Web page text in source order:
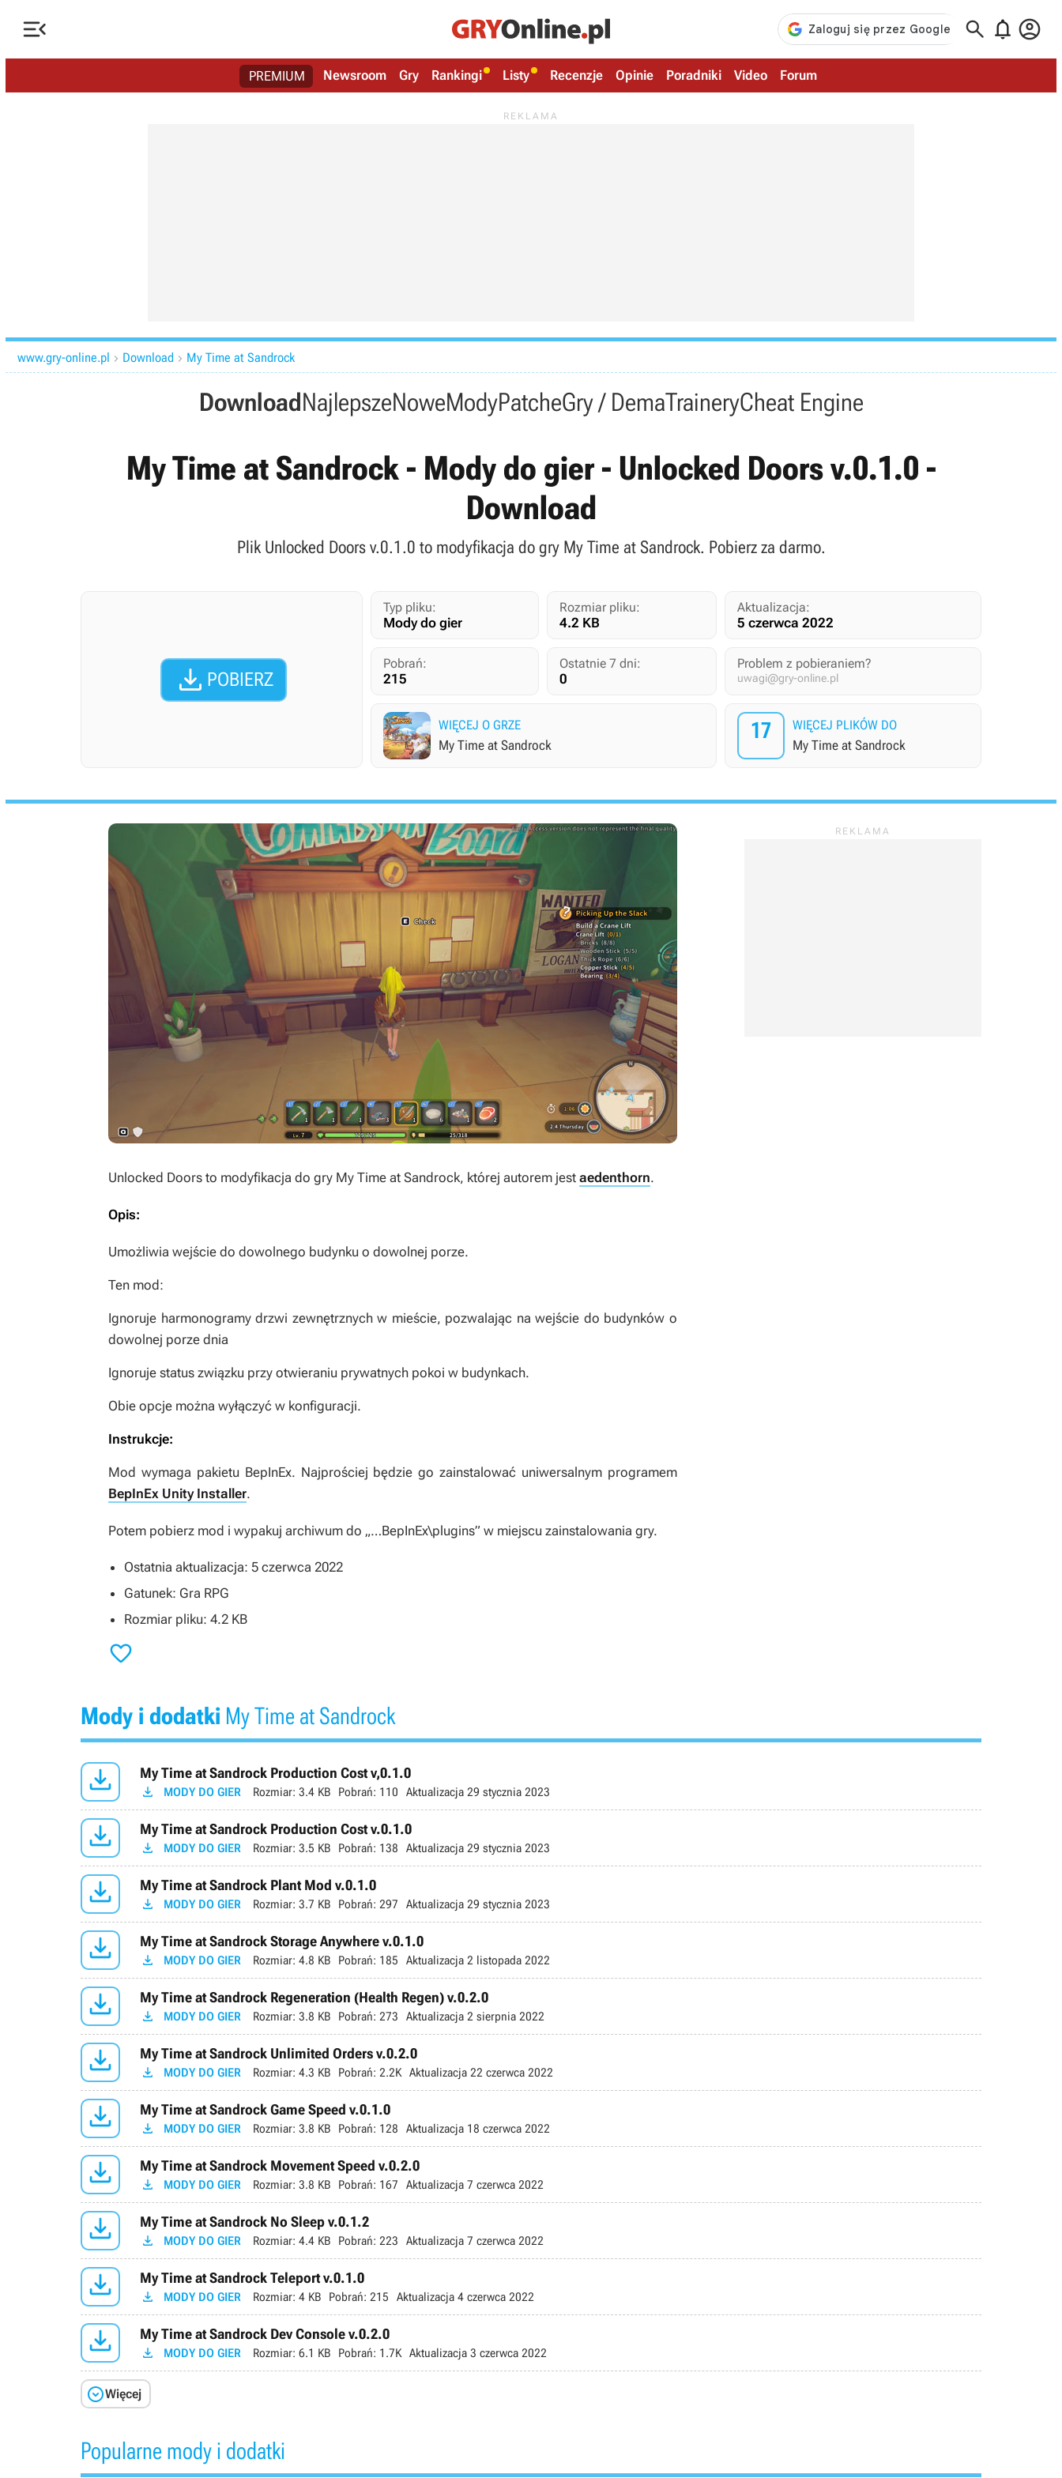
   
PREMIUM Newsroom Gry Rankingi Listy Recenzje Opinie Poradniki Video Forum
www.gry-online.pl  Download  My Time at Sandrock
DownloadNajlepszeNoweModyPatcheGry / DemaTraineryCheat Engine
My Time at Sandrock - Mody do gier - Unlocked Doors v.0.1.0 -
Download
Plik Unlocked Doors v.0.1.0 to modyfikacja do gry My Time at Sandrock. Pobierz za darmo.
 POBIERZ
Typ pliku:
Mody do gier
Rozmiar pliku:
4.2 KB
Aktualizacja:
5 czerwca 2022
Pobrań:
215
Ostatnie 7 dni:
0
Problem z pobieraniem?
uwagi@gry-online.pl
WIĘCEJ O GRZE
My Time at Sandrock
17 WIĘCEJ PLIKÓW DO
My Time at Sandrock
Unlocked Doors to modyfikacja do gry My Time at Sandrock, której autorem jest aedenthorn.
Opis:
Umożliwia wejście do dowolnego budynku o dowolnej porze.
Ten mod:
Ignoruje harmonogramy drzwi zewnętrznych w mieście, pozwalając na wejście do budynków o
dowolnej porze dnia
Ignoruje status związku przy otwieraniu prywatnych pokoi w budynkach.
Obie opcje można wyłączyć w konfiguracji.
Instrukcje:
Mod wymaga pakietu BepInEx. Najprościej będzie go zainstalować uniwersalnym programem
BepInEx Unity Installer.
Potem pobierz mod i wypakuj archiwum do „…BepInEx\plugins” w miejscu zainstalowania gry.
Ostatnia aktualizacja: 5 czerwca 2022
Gatunek: Gra RPG
Rozmiar pliku: 4.2 KB

Mody i dodatki My Time at Sandrock
 My Time at Sandrock Production Cost v,0.1.0
 MODY DO GIER Rozmiar: 3.4 KB Pobrań: 110 Aktualizacja 29 stycznia 2023
 My Time at Sandrock Production Cost v.0.1.0
 MODY DO GIER Rozmiar: 3.5 KB Pobrań: 138 Aktualizacja 29 stycznia 2023
 My Time at Sandrock Plant Mod v.0.1.0
 MODY DO GIER Rozmiar: 3.7 KB Pobrań: 297 Aktualizacja 29 stycznia 2023
 My Time at Sandrock Storage Anywhere v.0.1.0
 MODY DO GIER Rozmiar: 4.8 KB Pobrań: 185 Aktualizacja 2 listopada 2022
 My Time at Sandrock Regeneration (Health Regen) v.0.2.0
 MODY DO GIER Rozmiar: 3.8 KB Pobrań: 273 Aktualizacja 2 sierpnia 2022
 My Time at Sandrock Unlimited Orders v.0.2.0
 MODY DO GIER Rozmiar: 4.3 KB Pobrań: 2.2K Aktualizacja 22 czerwca 2022
 My Time at Sandrock Game Speed v.0.1.0
 MODY DO GIER Rozmiar: 3.8 KB Pobrań: 128 Aktualizacja 18 czerwca 2022
 My Time at Sandrock Movement Speed v.0.2.0
 MODY DO GIER Rozmiar: 3.8 KB Pobrań: 167 Aktualizacja 7 czerwca 2022
 My Time at Sandrock No Sleep v.0.1.2
 MODY DO GIER Rozmiar: 4.4 KB Pobrań: 223 Aktualizacja 7 czerwca 2022
 My Time at Sandrock Teleport v.0.1.0
 MODY DO GIER Rozmiar: 4 KB Pobrań: 215 Aktualizacja 4 czerwca 2022
 My Time at Sandrock Dev Console v.0.2.0
 MODY DO GIER Rozmiar: 6.1 KB Pobrań: 1.7K Aktualizacja 3 czerwca 2022
Więcej
Popularne mody i dodatki